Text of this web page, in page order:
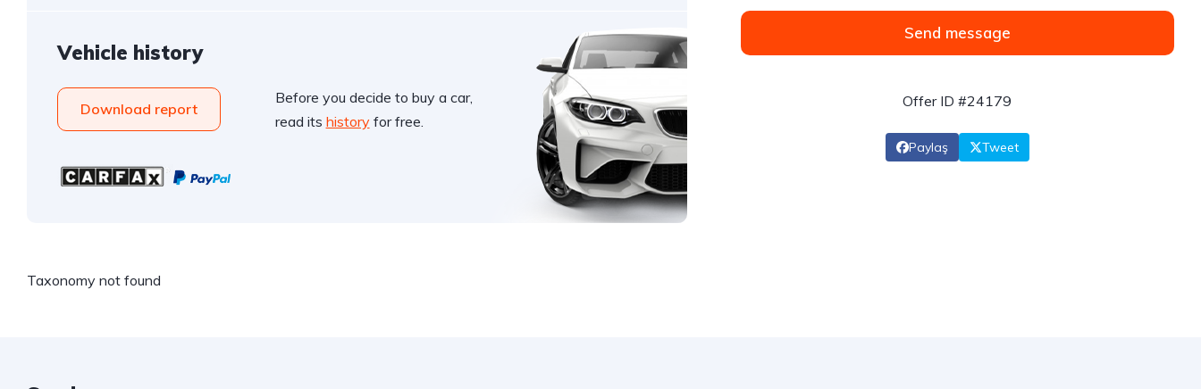
Vehicle history
Download report
Before you decide to buy a car,
read its historyfor free.
Taxonomy not found
Send message
Offer ID #24179
Paylaş Tweet